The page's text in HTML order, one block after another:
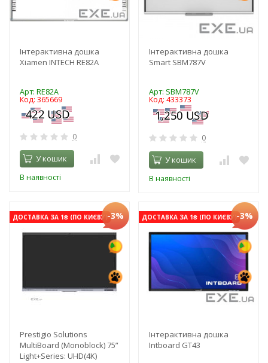
Інтерактивна дошка
Xiamen INTECH RE82A
Арт: RE82A
Код: 365669
0
У кошик
В наявності
Інтерактивна дошка
Smart SBM787V
Арт: SBM787V
Код: 433373
0
У кошик
В наявності
ДОСТАВКА ЗА 1₴ (ПО КИЄВУ)-3%
Prestigio Solutions
MultiBoard (Monoblock) 75”
Light+Series: UHD(4K)
ДОСТАВКА ЗА 1₴ (ПО КИЄВУ)-3%
Інтерактивна дошка
Intboard GT43